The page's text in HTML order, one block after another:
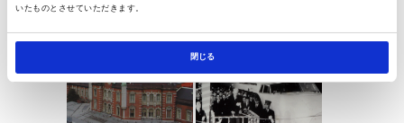
いたものとさせていただきます。
閉じる
竣工時1914（大正3）年/出典：「紀念寫真帖」